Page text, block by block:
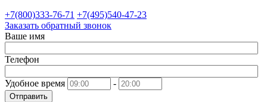
+7(800)333-76-71 +7(495)540-47-23
Заказать обратный звонок
Ваше имя
Телефон
Удобное время -
Отправить